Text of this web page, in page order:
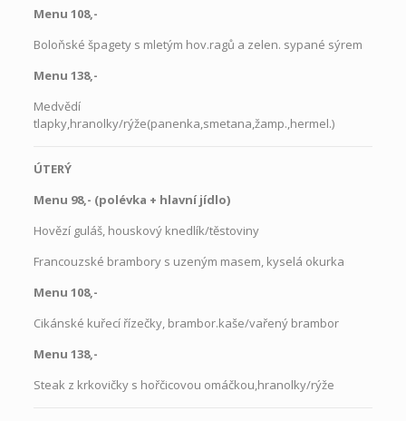
Menu 108,-
Boloňské špagety s mletým hov.ragů a zelen. sypané sýrem
Menu 138,-
Medvědí
tlapky,hranolky/rýže(panenka,smetana,žamp.,hermel.)
ÚTERÝ
Menu 98,- (polévka + hlavní jídlo)
Hovězí guláš, houskový knedlík/těstoviny
Francouzské brambory s uzeným masem, kyselá okurka
Menu 108,-
Cikánské kuřecí řízečky, brambor.kaše/vařený brambor
Menu 138,-
Steak z krkovičky s hořčicovou omáčkou,hranolky/rýže